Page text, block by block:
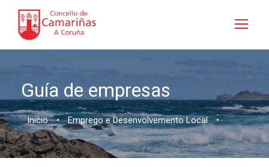
Guía de empresas
Inicio • Emprego e Desenvolvemento Local •